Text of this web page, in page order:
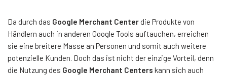
Da durch das Google Merchant Center die Produkte von
Händlern auch in anderen Google Tools auftauchen, erreichen
sie eine breitere Masse an Personen und somit auch weitere
potenzielle Kunden. Doch das ist nicht der einzige Vorteil, denn
die Nutzung des Google Merchant Centers kann sich auch